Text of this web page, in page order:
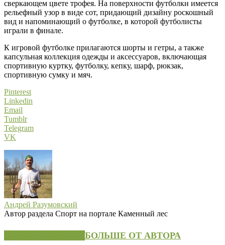
сверкающем цвете трофея. На поверхности футболки имеется
рельефный узор в виде сот, придающий дизайну роскошный
вид и напоминающий о футболке, в которой футболисты
играли в финале.
К игровой футболке прилагаются шорты и гетры, а также
капсульная коллекция одежды и аксессуаров, включающая
спортивную куртку, футболку, кепку, шарф, рюкзак,
спортивную сумку и мяч.
Pinterest
Linkedin
Email
Tumblr
Telegram
VK
Андрей Разумовский
Автор раздела Спорт на портале Каменный лес
БОЛЬШЕ ОТ АВТОРА